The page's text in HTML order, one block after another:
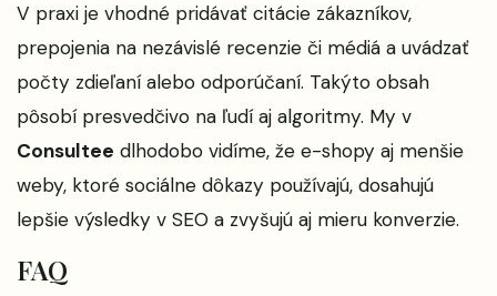
V praxi je vhodné pridávať citácie zákazníkov,
prepojenia na nezávislé recenzie či médiá a uvádzať
počty zdieľaní alebo odporúčaní. Takýto obsah
pôsobí presvedčivo na ľudí aj algoritmy. My v
Consultee dlhodobo vidíme, že e-shopy aj menšie
weby, ktoré sociálne dôkazy používajú, dosahujú
lepšie výsledky v SEO a zvyšujú aj mieru konverzie.
FAQ